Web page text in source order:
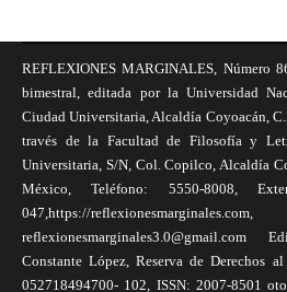
REFLEXIONES MARGINALES, Número
bimestral, editada por la Universidad
Ciudad Universitaria, Alcaldía Coyoacán,
través de la Facultad de Filosofía y
Universitaria, S/N, Col. Copilco, Alcaldía
México, Teléfono: 5550-8008,
047,https://reflexionesmarginales.com,
reflexionesmarginales3.0@gmail.com
Constante López, Reserva de Derechos
052718494700- 102, ISSN: 2007-8501